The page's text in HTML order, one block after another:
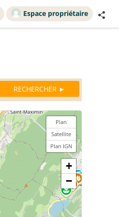
Espace propriétaire
Plan
Satellite
Plan IGN
+
−